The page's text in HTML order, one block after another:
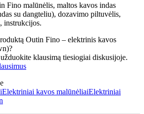
Fino malūnėlis, maltos kavos indas
su dangteliu), dozavimo piltuvėlis,
instrukcijos.
Outin Fino – elektrinis kavos
klausimą tiesiogiai diskusijoje.
Elektriniai kavos malūnėliaiElektriniai